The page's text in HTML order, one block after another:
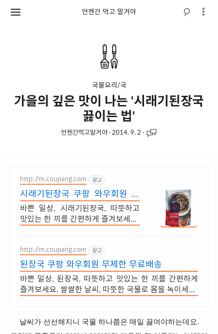
언젠간 먹고 말거야
국물요리/국
가을의 깊은 맛이 나는 '시래기된장국
끓이는 법'
언젠간먹고말거야· 2014. 9. 2 ·
http://m.coupang.com 광고
시래기된장국 쿠팡 와우회원 무
제한 무료배송
바쁜 일상, 시래기된장국, 따뜻하고
맛있는 한 끼를 간편하게 즐겨보세요.
http://m.coupang.com 광고
된장국 쿠팡 와우회원 무제한 무료배송
바쁜 일상, 된장국, 따뜻하고 맛있는 한 끼를 간편하게
즐겨보세요. 쌀쌀한 날씨, 따뜻한 국물로 몸을 녹이세요.
날씨가 선선해지니 국물 하나쯤은 매일 끓여야하는데요.